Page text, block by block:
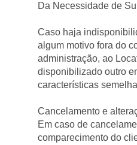
Da Necessidade de
Caso haja
algum motivo fora do
administração, ao
disponibilizado outro
características
Cancelamento e
Em caso de
comparecimento do